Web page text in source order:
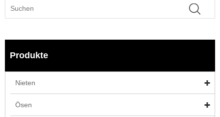
Produkte
Nieten
Ösen